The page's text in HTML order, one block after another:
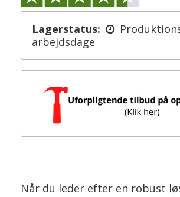
Lagerstatus:
arbejdsdage
Når du leder efter en robust